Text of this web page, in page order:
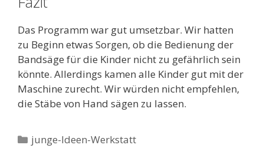
Das Programm war gut umsetzbar. Wir hatten
zu Beginn etwas Sorgen, ob die Bedienung der
Bandsäge für die Kinder nicht zu gefährlich sein
könnte. Allerdings kamen alle Kinder gut mit der
Maschine zurecht. Wir würden nicht empfehlen,
die Stäbe von Hand sägen zu lassen.
Kategorien
junge-Ideen-Werkstatt